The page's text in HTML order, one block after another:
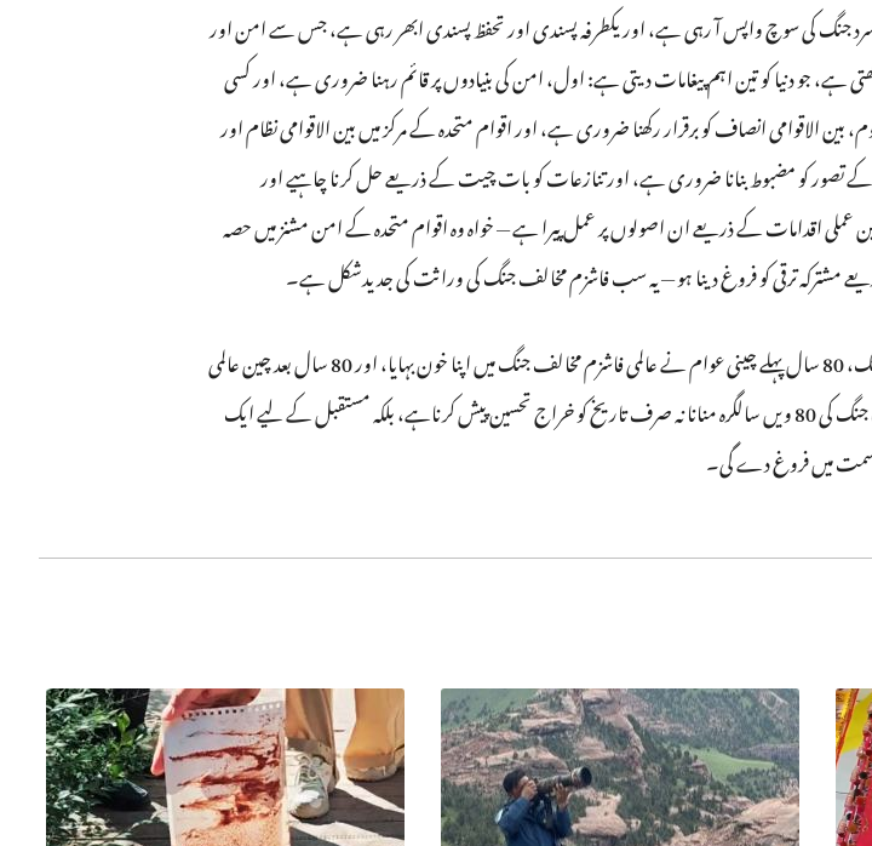
جنگ کی سوچ واپس آ رہی ہے، اور یکطرفہ پسندی اور تحفظ پسندی ابھر رہی ہے، جس سے امن اور
جو دنیا کو تین اہم پیغامات دیتی ہے: اول، امن کی بنیادوں پر قائم رہنا ضروری ہے، اور کسی
انصاف کو برقرار رکھنا ضروری ہے، اور اقوام متحدہ کے مرکز میں بین الاقوامی نظام اور
کے تصور کو مضبوط بنانا ضروری ہے، اور تنازعات کو بات چیت کے ذریعے حل کرنا چاہیے اور
عملی اقدامات کے ذریعے ان اصولوں پر عمل پیرا ہے — خواہ وہ اقوام متحدہ کے امن مشنز میں حصہ
مشترکہ ترقی کو فروغ دینا ہو — یہ سب فاشزم مخالف جنگ کی وراثت کی جدیدشکل ہے۔
مشرقی محاذ سے انسانی ہم نصیب معاشرے تک، تاریخی تعاون سے عصری ذمہ داری تک، 80 سال پہلے چینی عوام نے عالمی فاشزم مخالف جنگ میں اپنا خون بہایا، اور 80 سال بعد چین عالمی
گورننس اور انسانی ترقی کے لیے اپنی حکمت اور طاقت پیش کر رہا ہے۔ فاشزم مخالف جنگ کی 80 ویں سالگرہ منانا نہ صرف تاریخ کو خراج تحسین پیش کرناہے، بلکہ مستقبل کے لیے ایک
سمت میں فروغ دے گی۔